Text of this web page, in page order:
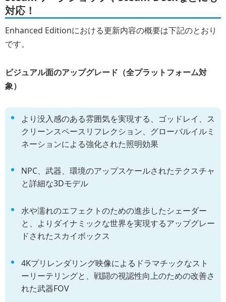
対応！
Enhanced Editionにおける更新内容の概要は下記のとおり
です。
ビジュアル面のアップグレード（全プラットフォーム対
象）
より没入感のある雰囲気を実現する、ゴッドレイ、ス
クリーンスペースリフレクション、グローバルイルミ
ネーションによる強化された照明効果
NPC、武器、環境のアップスケールされたテクスチャ
と詳細な3Dモデル
水や濡れのエフェクトのための進歩したシェーダー
と、よりダイナミックな世界を実現するアップグレー
ドされたスカイボックス
4Kプリレンダリング映像によるドラマチックなスト
ーリーテリングと、戦闘の視認性向上のための改善さ
れた武器FOV